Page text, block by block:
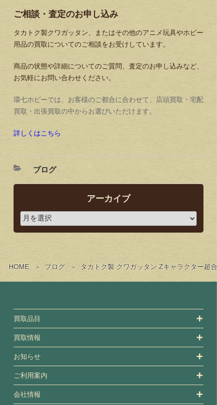
HOME ブログ タカトク製 クワガッタン Zキャラクター超
ご相談・査定のお申し込み
タカトク製クワガッタン、またはその他のアニメ玩具やホビー
用品の買取についてのご相談をお受けしています。
商品の状態や詳細についてのご質問、査定のお申し込みなど、
お気軽にお問い合わせください。
環七ホビーでは、お客様のご都合に合わせて、店頭買取・宅配
買取・出張買取の中からお選びいただけます。
詳しくはこちら
ブログ
アーカイブ
買取品目
買取情報
お知らせ
ご利用案内
会社情報